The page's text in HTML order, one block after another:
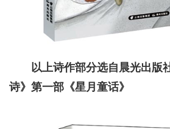
以上诗作部分选自晨光出版
诗》第一部《星月童话》